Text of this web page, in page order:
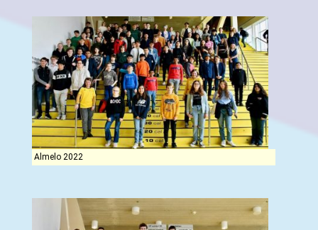
Almelo 2022